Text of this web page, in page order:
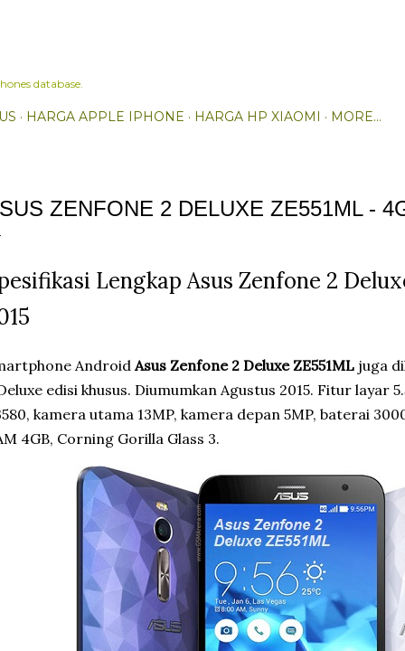
database.
HARGA APPLE IPHONE HARGA HP XIAOMI MORE…
ZENFONE 2 DELUXE ZE551ML -
Lengkap Asus Zenfone 2
Android Asus Zenfone 2 Deluxe ZE551ML juga
edisi khusus. Diumumkan Agustus 2015. Fitur layar
kamera utama 13MP, kamera depan 5MP, baterai
4GB, Corning Gorilla Glass 3.